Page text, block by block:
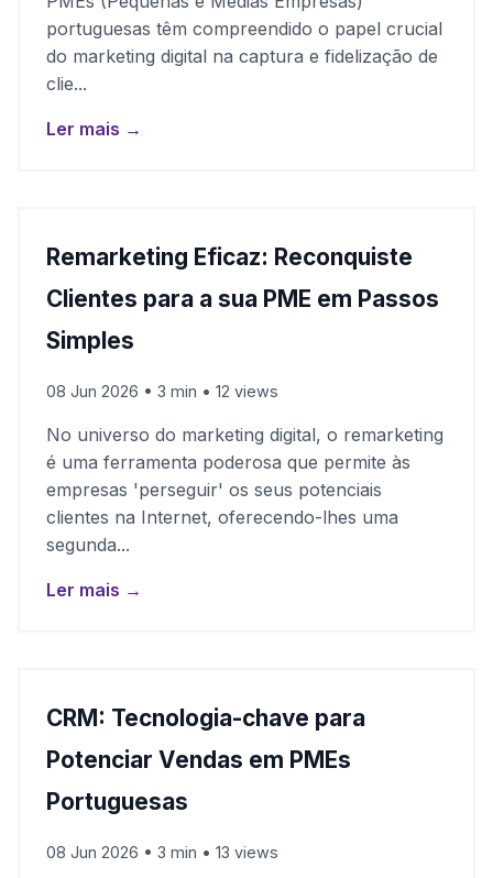
portuguesas têm compreendido o papel crucial
do marketing digital na captura e fidelização de
clie...
Ler mais →
Remarketing Eficaz: Reconquiste
Clientes para a sua PME em Passos
Simples
08 Jun 2026 • 3 min • 12 views
No universo do marketing digital, o remarketing
é uma ferramenta poderosa que permite às
empresas 'perseguir' os seus potenciais
clientes na Internet, oferecendo-lhes uma
segunda...
Ler mais →
CRM: Tecnologia-chave para
Potenciar Vendas em PMEs
Portuguesas
08 Jun 2026 • 3 min • 13 views